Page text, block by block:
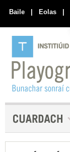
Baile | Eolas |